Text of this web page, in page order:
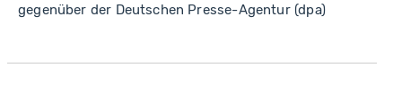
gegenüber der Deutschen Presse-Agentur (dpa)